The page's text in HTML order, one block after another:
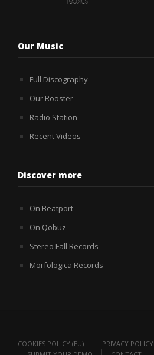
Our Music
Full Discography
Our Rooster
Radio Station
Recent Videos
Discover more
On Beatport
On Qobuz
Stereo Fall Records
Morfologica Records
COOKIES POLICY (EU) PRIVACY POLICY